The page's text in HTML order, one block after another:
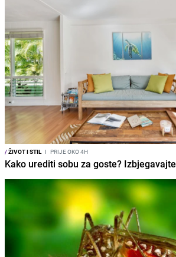
/ŽIVOT I STIL I PRIJE OKO 4H
Kako urediti sobu za goste?